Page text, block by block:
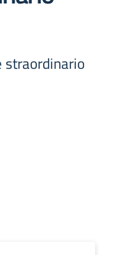
straordinario